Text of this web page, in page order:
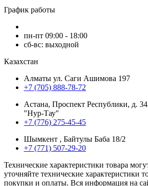
График работы
пн-пт 09:00 - 18:00
сб-вс: выходной
Казахстан
Алматы ул. Саги Ашимова 197
+7 (705) 888-78-72
Астана, Проспект Республики, д.
"Нур-Тау"
+7 (776) 275-45-45
Шымкент , Байтулы Баба 18/2
+7 (771) 507-29-20
Технические характеристики товара
уточняйте технические характеристики
покупки и оплаты. Вся информация на